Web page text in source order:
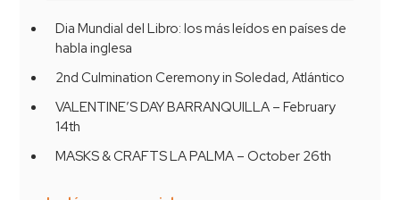
Dia Mundial del Libro: los más leídos en países de
habla inglesa
2nd Culmination Ceremony in Soledad, Atlántico
VALENTINE’S DAY BARRANQUILLA – February
14th
MASKS & CRAFTS LA PALMA – October 26th